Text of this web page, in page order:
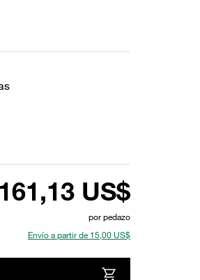
161,13 US$
por pedazo
Envío a partir de 15,00 US$